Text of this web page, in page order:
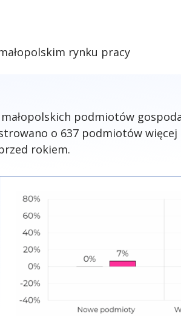
rynku pracy
podmiotów
o 637 podmiotów
rokiem.